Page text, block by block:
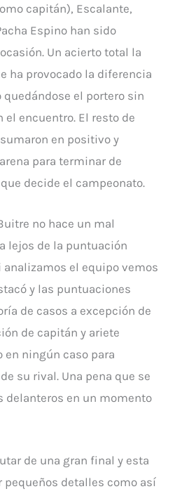
capitán), Escalante,
Espino han sido
Un acierto total la
ha provocado la diferencia
el portero sin
encuentro. El resto de
en positivo y
para terminar de
decide el campeonato.
no hace un mal
lejos de la puntuación
analizamos el equipo vemos
y las puntuaciones
de casos a excepción de
de capitán y ariete
ningún caso para
su rival. Una pena que se
delanteros en un momento
de una gran final y esta
pequeños detalles como así